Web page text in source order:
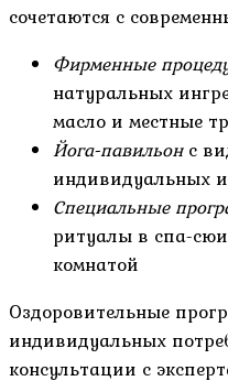
сочетаются с
Фирменные
натуральных
масло и местные
Йога-павильонс
индивидуальных
Специальные
ритуалы в спа-
комнатой
Оздоровительные
индивидуальных
консультации с